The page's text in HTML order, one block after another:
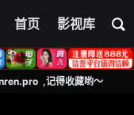
首页 影视库
,记得收藏哟～